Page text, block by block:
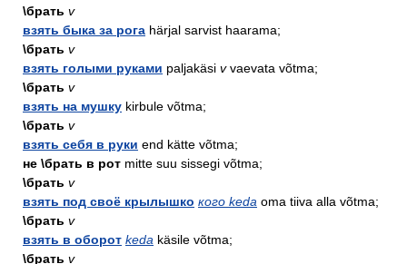
\брать v
взять быка за рога härjal sarvist haarama;
\брать v
взять голыми руками paljakäsi vvaevata võtma;
\брать v
взять на мушку kirbule võtma;
\брать v
взять себя в руки end kätte võtma;
не \брать в рот mitte suu sissegi võtma;
\брать v
взять под своё крылышко кого keda oma tiiva alla võtma;
\брать v
взять в оборот keda käsile võtma;
\брать v